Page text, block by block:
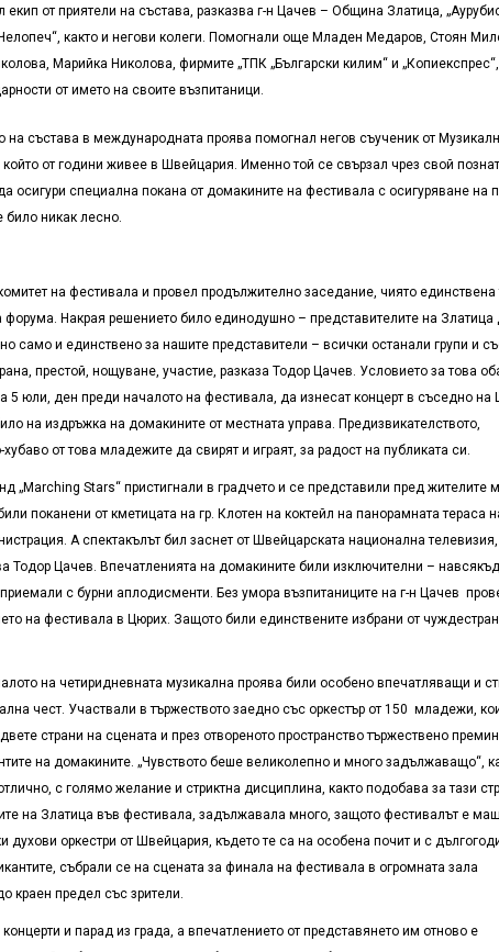
от приятели на състава, разказва г-н Цачев – Община Златица,
както и негови колеги. Помогнали още Младен Медаров, Стоян
Марийка Николова, фирмите „ТПК „Български килим“ и
от името на своите възпитаници.
на състава в международната проява помогнал негов съученик от
от години живее в Швейцария. Именно той се свързал чрез свой
осигури специална покана от домакините на фестивала с осигуряване на
било никак лесно.
на фестивала и провел продължително заседание, чиято единствена
форума. Накрая решението било единодушно – представителите на Златица
само и единствено за нашите представители – всички останали групи и
престой, нощуване, участие, разказа Тодор Цачев. Условието за това
юли, ден преди началото на фестивала, да изнесат концерт в съседно на
на издръжка на домакините от местната управа. Предизвикателството,
от това младежите да свирят и играят, за радост на публиката си.
„Marching Stars“ пристигнали в градчето и се представили пред жителите
поканени от кметицата на гр. Клотен на коктейл на панорамната тераса
А спектакълът бил заснет от Швейцарската национална
Тодор Цачев. Впечатленията на домакините били изключителни –
с бурни аплодисменти. Без умора възпитаниците на г-н Цачев
на фестивала в Цюрих. Защото били единствените избрани от
на четиридневната музикална проява били особено впечатляващи и
чест. Участвали в тържеството заедно със оркестър от 150 младежи,
страни на сцената и през отвореното пространство тържествено
на домакините. „Чувството беше великолепно и много задължаващо“,
с голямо желание и стриктна дисциплина, както подобава за тази
на Златица във фестивала, задължавала много, защото фестивалът е
духови оркестри от Швейцария, където те са на особена почит и с
събрали се на сцената за финала на фестивала в огромната зала
краен предел със зрители.
и парад из града, а впечатлението от представянето им отново е